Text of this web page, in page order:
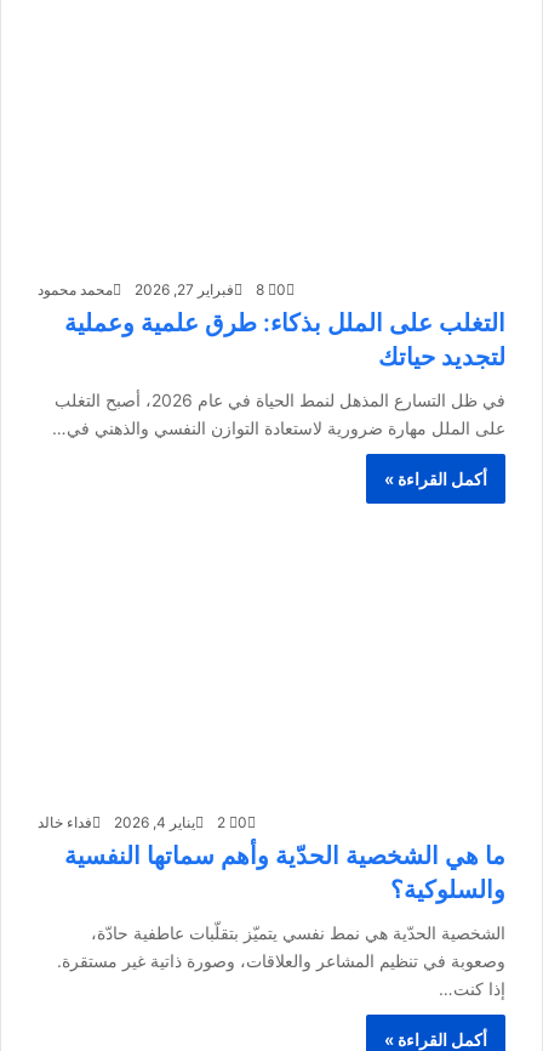
محمد محمود فبراير 27, 2026 0
التغلب على الملل بذكاء: طرق علمية وعملية
لتجديد حياتك
في ظل التسارع المذهل لنمط الحياة في عام 2026، أصبح التغلب
على الملل مهارة ضرورية لاستعادة التوازن النفسي والذهني في…
أكمل القراءة »
فداء خالد يناير 4, 2026 0
ما هي الشخصية الحدّية وأهم سماتها النفسية
والسلوكية؟
الشخصية الحدّية هي نمط نفسي يتميّز بتقلّبات عاطفية حادّة،
وصعوبة في تنظيم المشاعر والعلاقات، وصورة ذاتية غير مستقرة.
إذا كنت…
أكمل القراءة »